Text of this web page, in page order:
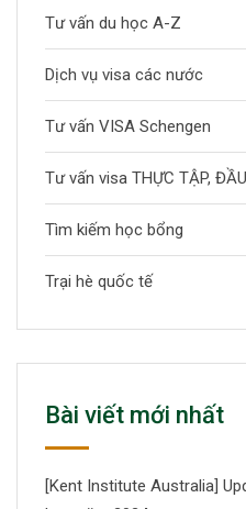
Tư vấn du học A-Z
Dịch vụ visa các nước
Tư vấn VISA Schengen
Tư vấn visa THỰC TẬP,
Tìm kiếm học bổng
Trại hè quốc tế
Bài viết mới nhất
[Kent Institute Australia]